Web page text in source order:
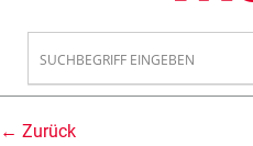
← Zurück